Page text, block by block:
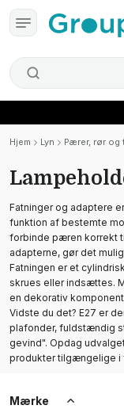
Hjem Lyn Pærer, rør og
Fatninger og adaptere
funktion af bestemte
forbinde pæren korrekt
adapterne, gør det
Fatningen er et
skrues eller indsættes.
en dekorativ
Vidste du det? E27 er
plafonder, fuldstændig
gevind". Opdag
produkter tilgængelige i
Mærke